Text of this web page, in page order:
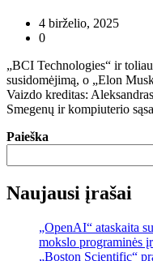
4 birželio, 2025
0
„BCI Technologies“ ir
susidomėjimą, o „Elon
Vaizdo kreditas:
Smegenų ir kompiuterio
Paieška
Naujausi įrašai
„OpenAI“ ataskaita
mokslo programinės
„Boston Scientific“